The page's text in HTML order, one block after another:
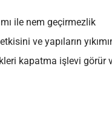
ile nem geçirmezlik
ve yapıların
kapatma işlevi görür